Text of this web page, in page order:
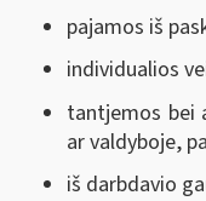
pajamos iš
individualios
tantjemos bei
ar valdyboje,
iš darbdavio